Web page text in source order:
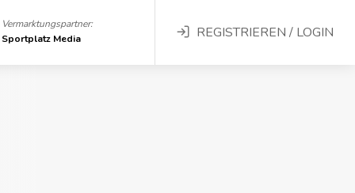
Vermarktungspartner:
Sportplatz Media
REGISTRIEREN / LOGIN